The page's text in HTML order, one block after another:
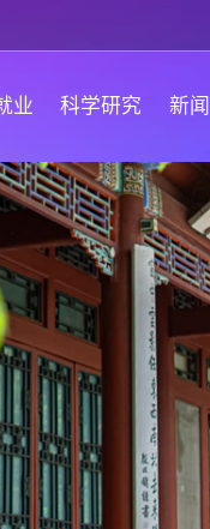
业 科学研究 新